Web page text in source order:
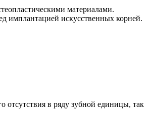
материалами.
имплантацией искусственных корней.
в ряду зубной единицы, так